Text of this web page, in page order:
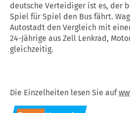
deutsche Verteidiger ist es, der
Spiel für Spiel den Bus fährt.
Autostadt den Vergleich mit
24-Jährige aus Zell Lenkrad,
gleichzeitig.
Die Einzelheiten lesen Sie auf